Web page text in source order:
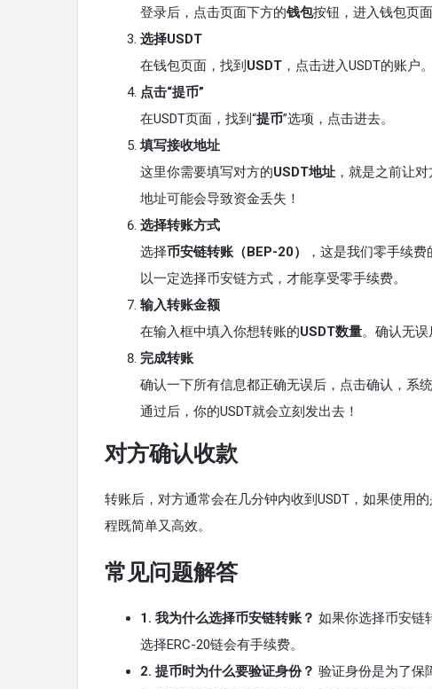
登录后，点击页面下方的钱包按钮，进入钱包页面
选择USDT
在钱包页面，找到 USDT ，点击进入USDT的账户。
点击“提币”
在USDT页面，找到“提币”选项，点击进去。
填写接收地址
这里你需要填写对方的USDT地址 ，就是之前让
地址可能会导致资金丢失！
选择转账方式
选择币安链转账（BEP-20）
，这是我们零手续
以一定选择币安链方式，才能享受零手续费。
输入转账金额
在输入框中填入你想转账的USDT数量。确认无误
完成转账
确认一下所有信息都正确无误后，点击确认，系
通过后，你的USDT就会立刻发出去！
对方确认收款
转账后，对方通常会在几分钟内收到USDT，如果使用
程既简单又高效。
常见问题解答
1. 我为什么选择币安链转账？ 如果你选择币安链
选择ERC-20链会有手续费。
2. 提币时为什么要验证身份？ 验证身份是为了保